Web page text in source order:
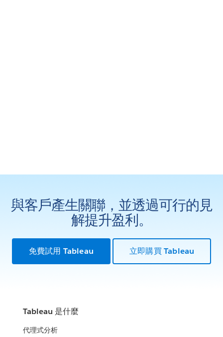
與客戶產生關聯，並透過可行的見
解提升盈利。
免費試用 Tableau 立即購買 Tableau
Tableau 是什麼
代理式分析